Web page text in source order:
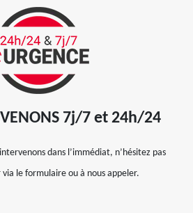
7j/7 et 24h/24
dans l’immédiat, n’hésitez pas
le formulaire ou à nous appeler.